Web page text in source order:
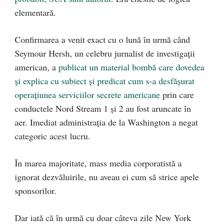
elementară.
Confirmarea a venit exact cu o lună în urmă când
Seymour Hersh, un celebru jurnalist de investigații
american, a publicat un material bombă care dovedea
și explica cu subiect și predicat cum s-a desfășurat
operațiunea serviciilor secrete americane prin care
conductele Nord Stream 1 și 2 au fost aruncate în
aer. Imediat administrația de la Washington a negat
categoric acest lucru.
În marea majoritate, mass media corporatistă a
ignorat dezvăluirile, nu aveau ei cum să strice apele
sponsorilor.
Dar iată că în urmă cu doar câteva zile New York